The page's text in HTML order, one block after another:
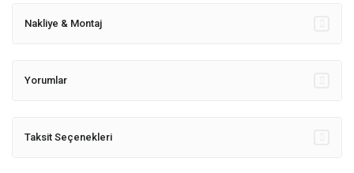
Nakliye & Montaj
Yorumlar
Taksit Seçenekleri